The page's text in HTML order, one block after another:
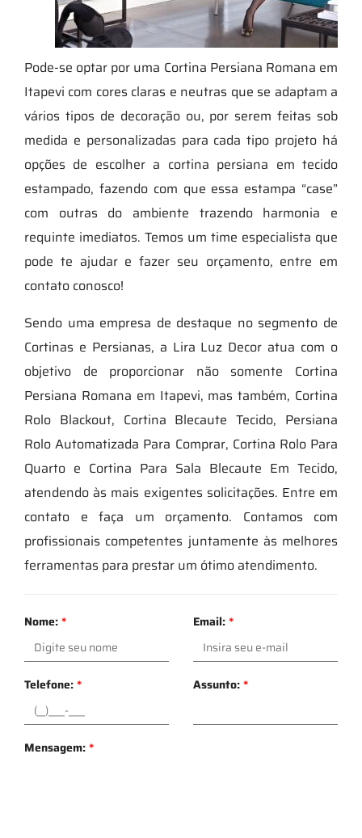
Pode-se optar por uma Cortina Persiana Romana em
Itapevi com cores claras e neutras que se adaptam a
vários tipos de decoração ou, por serem feitas sob
medida e personalizadas para cada tipo projeto há
opções de escolher a cortina persiana em tecido
estampado, fazendo com que essa estampa “case”
com outras do ambiente trazendo harmonia e
requinte imediatos. Temos um time especialista que
pode te ajudar e fazer seu orçamento, entre em
contato conosco!
Sendo uma empresa de destaque no segmento de
Cortinas e Persianas, a Lira Luz Decor atua com o
objetivo de proporcionar não somente Cortina
Persiana Romana em Itapevi, mas também, Cortina
Rolo Blackout, Cortina Blecaute Tecido, Persiana
Rolo Automatizada Para Comprar, Cortina Rolo Para
Quarto e Cortina Para Sala Blecaute Em Tecido,
atendendo às mais exigentes solicitações. Entre em
contato e faça um orçamento. Contamos com
profissionais competentes juntamente às melhores
ferramentas para prestar um ótimo atendimento.
Nome:* Email:*
Telefone:* Assunto:*
Mensagem:*